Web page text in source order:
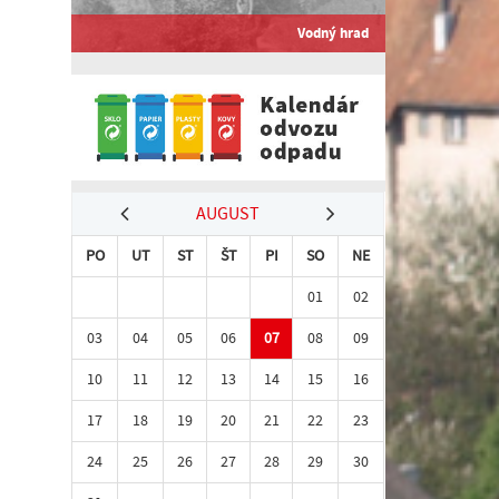
Vodný hrad
AUGUST
PO UT ST ŠT PI SO
NE
01
02
03
04 05 06 07 08
09
10
11 12 13 14 15
16
17
18 19 20 21 22
23
24
25 26 27 28 29
30